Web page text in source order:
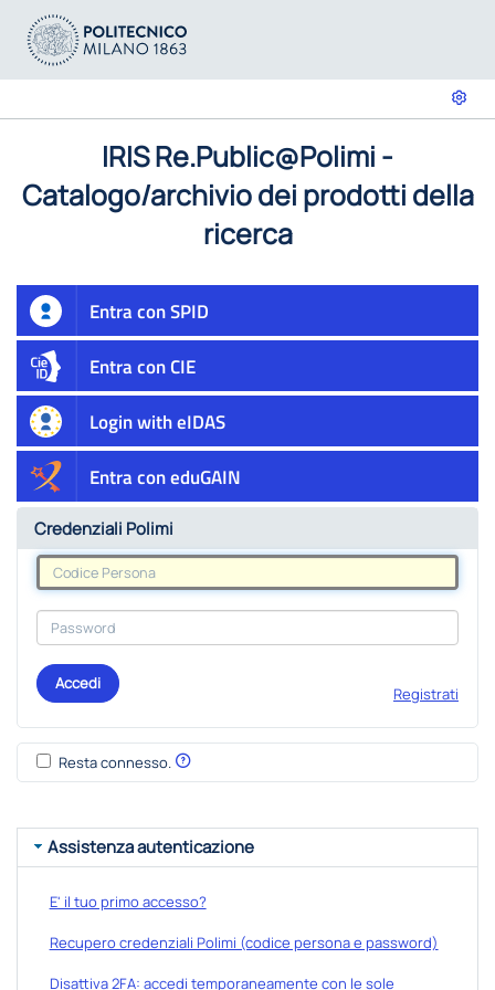
IRIS Re.Public@Polimi -
Catalogo/archivio dei prodotti della
ricerca
Entra con SPID
Entra con CIE
Login with eIDAS
Entra con eduGAIN
Credenziali Polimi
Accedi
Registrati
Resta connesso.
Assistenza autenticazione
E' il tuo primo accesso?
Recupero credenziali Polimi (codice persona e password)
Disattiva 2FA: accedi temporaneamente con le sole